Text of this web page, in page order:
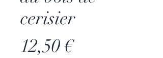
cerisier
12,50 €Prix